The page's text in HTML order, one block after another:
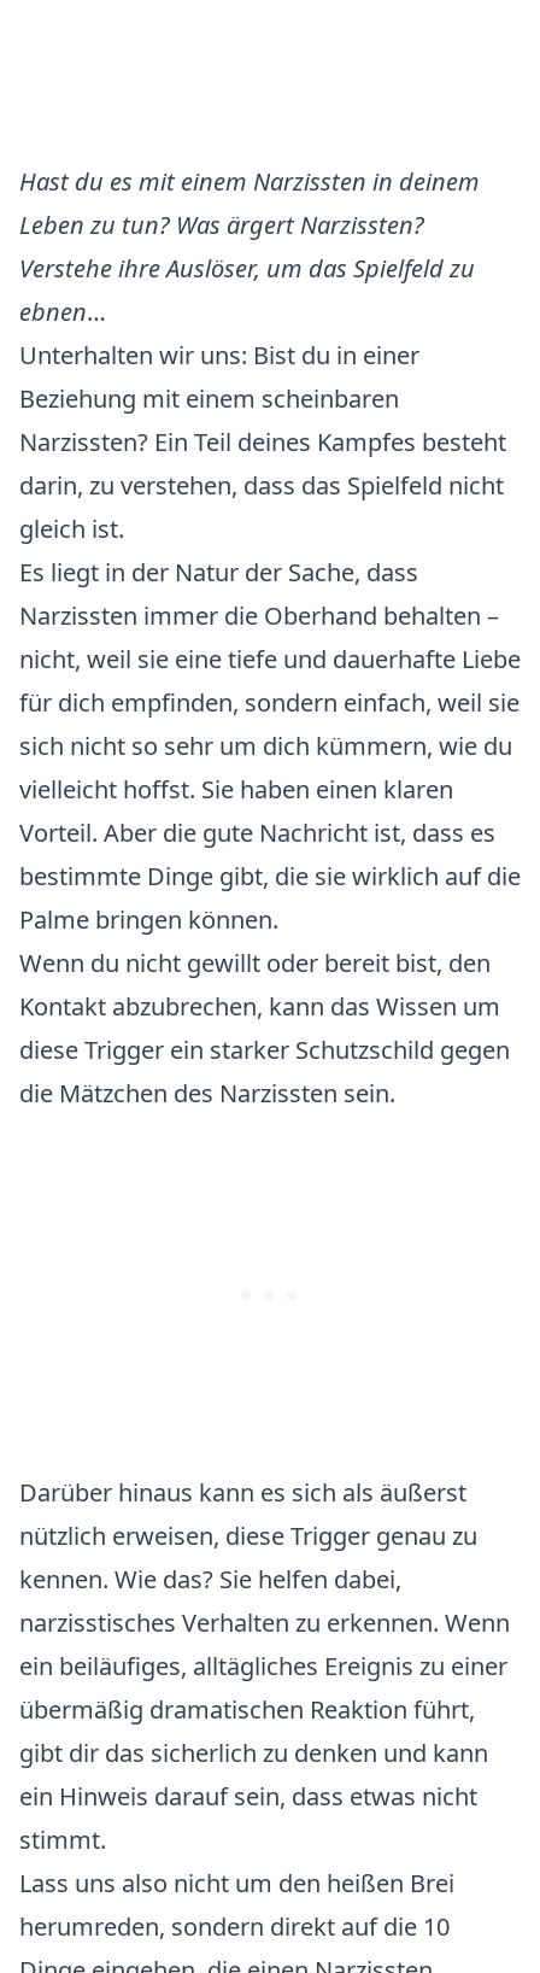
Hast du es mit einem Narzissten in deinem
Leben zu tun? Was ärgert Narzissten?
Verstehe ihre Auslöser, um das Spielfeld zu
ebnen…
Unterhalten wir uns: Bist du in einer
Beziehung mit einem scheinbaren
Narzissten? Ein Teil deines Kampfes besteht
darin, zu verstehen, dass das Spielfeld nicht
gleich ist.
Es liegt in der Natur der Sache, dass
Narzissten immer die Oberhand behalten –
nicht, weil sie eine tiefe und dauerhafte Liebe
für dich empfinden, sondern einfach, weil sie
sich nicht so sehr um dich kümmern, wie du
vielleicht hoffst. Sie haben einen klaren
Vorteil. Aber die gute Nachricht ist, dass es
bestimmte Dinge gibt, die sie wirklich auf die
Palme bringen können.
Wenn du nicht gewillt oder bereit bist, den
Kontakt abzubrechen, kann das Wissen um
diese Trigger ein starker Schutzschild gegen
die Mätzchen des Narzissten sein.
Darüber hinaus kann es sich als äußerst
nützlich erweisen, diese Trigger genau zu
kennen. Wie das? Sie helfen dabei,
narzisstisches Verhalten zu erkennen. Wenn
ein beiläufiges, alltägliches Ereignis zu einer
übermäßig dramatischen Reaktion führt,
gibt dir das sicherlich zu denken und kann
ein Hinweis darauf sein, dass etwas nicht
stimmt.
Lass uns also nicht um den heißen Brei
herumreden, sondern direkt auf die 10